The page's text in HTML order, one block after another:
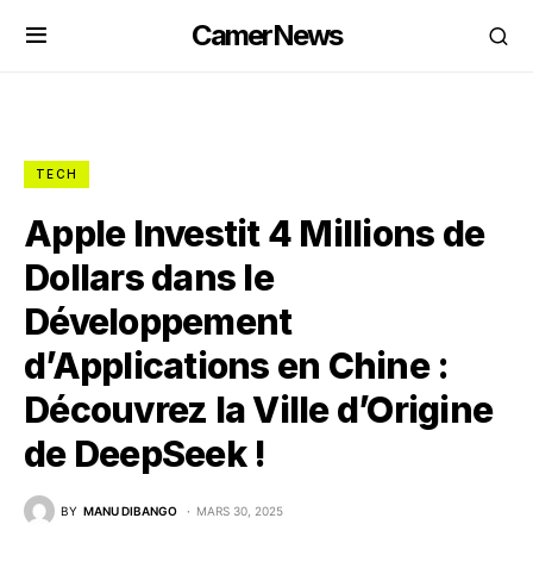
CamerNews
TECH
Apple Investit 4 Millions de
Dollars dans le
Développement
d’Applications en Chine :
Découvrez la Ville d’Origine
de DeepSeek !
BY MANU DIBANGO MARS 30, 2025